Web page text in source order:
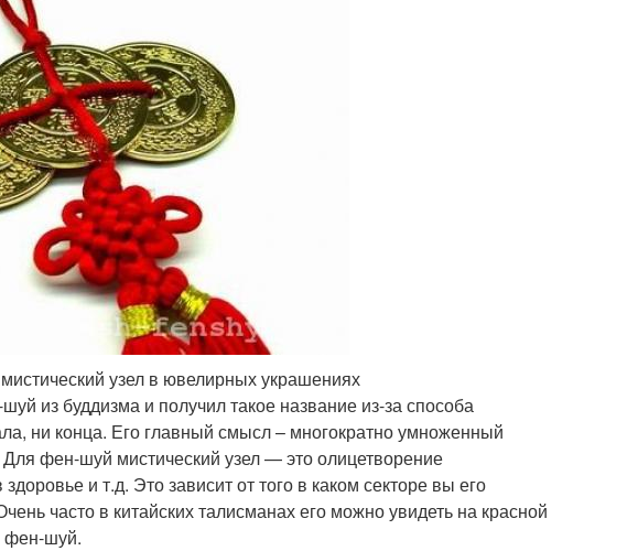
узел в ювелирных украшениях
из буддизма и получил такое название из-за способа
ни конца. Его главный смысл – многократно умноженный
фен-шуй мистический узел — это олицетворение
и т.д. Это зависит от того в каком секторе вы его
часто в китайских талисманах его можно увидеть на красной
фен-шуй.